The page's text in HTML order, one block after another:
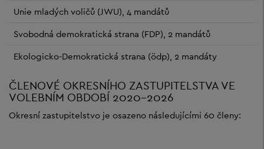
Unie mladých voličů (JWU), 4 mandátů
Svobodná demokratická strana (FDP), 2 mandátů
Ekologicko-Demokratická strana (ödp), 2 mandáty
ČLENOVÉ OKRESNÍHO ZASTUPITELSTVA VE
VOLEBNÍM OBDOBÍ 2020-2026
Okresní zastupitelstvo je osazeno následujícími 60 členy: